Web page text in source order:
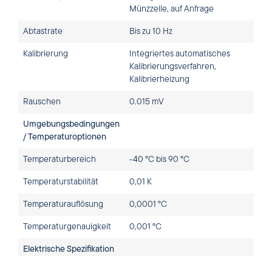
Münzzelle, auf Anfrage
Abtastrate Bis zu 10 Hz
Kalibrierung
Integriertes automatisches
Kalibrierungsverfahren,
Kalibrierheizung
Rauschen 0.015 mV
Umgebungsbedingungen
/ Temperaturoptionen
Temperaturbereich -40 °C bis 90 °C
Temperaturstabilität 0,01 K
Temperaturauflösung 0,0001 °C
Temperaturgenauigkeit 0,001 °C
Elektrische Spezifikation